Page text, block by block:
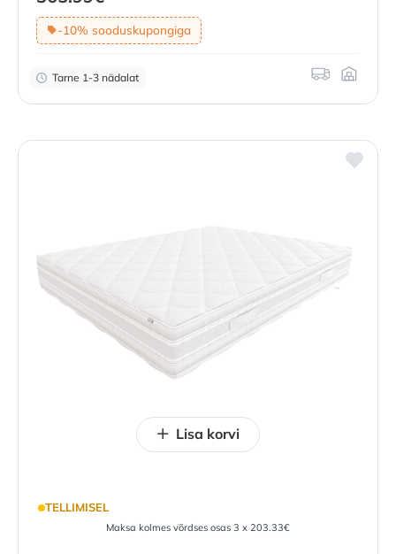
-10% sooduskupongiga
Tarne 1-3 nädalat
TELLIMISEL
Maksa kolmes võrdses osas 3 x 203.33€
Lisa korvi